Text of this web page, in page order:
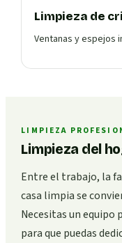
Limpieza de
Ventanas y espejos
LIMPIEZA
Limpieza del
Entre el trabajo, la
casa limpia se
Necesitas un equipo
para que puedas